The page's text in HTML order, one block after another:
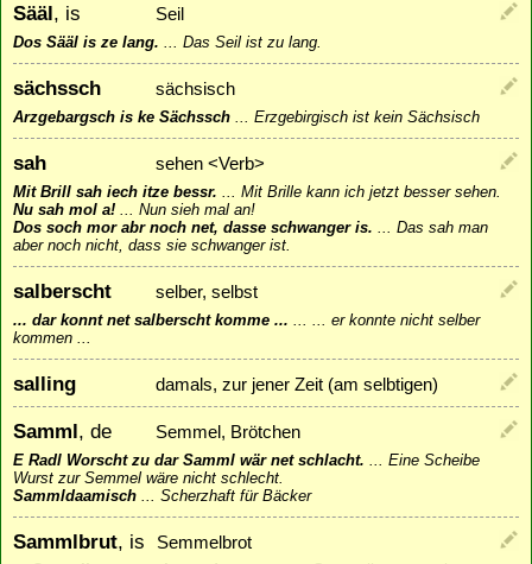
Sääl, is Seil
Dos Sääl is ze lang. ... Das Seil ist zu lang.
sächssch sächsisch
Arzgebargsch is ke Sächssch ... Erzgebirgisch ist kein Sächsisch
sah sehen <Verb>
Mit Brill sah iech itze bessr. ... Mit Brille kann ich jetzt besser sehen.
Nu sah mol a! ... Nun sieh mal an!
Dos soch mor abr noch net, dasse schwanger is. ... Das sah man
aber noch nicht, dass sie schwanger ist.
salberscht selber, selbst
... dar konnt net salberscht komme ... ... ... er konnte nicht selber
kommen ...
salling damals, zur jener Zeit (am selbtigen)
Samml, de Semmel, Brötchen
E Radl Worscht zu dar Samml wär net schlacht. ... Eine Scheibe
Wurst zur Semmel wäre nicht schlecht.
Sammldaamisch ... Scherzhaft für Bäcker
Sammlbrut, is Semmelbrot